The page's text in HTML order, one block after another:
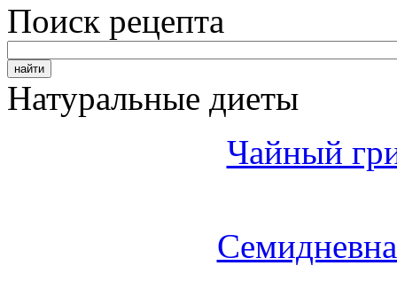
Поиск рецепта
Натуральные диеты
Чайный